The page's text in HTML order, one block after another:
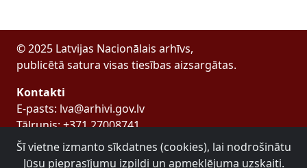
© 2025 Latvijas Nacionālais arhīvs,
publicētā satura visas tiesības aizsargātas.
Kontakti
E-pasts: lva@arhivi.gov.lv
Tālrunis: +371 27008741
Bezdelīgu 1A, Rīga
Latvijas Valsts arhīvs
Šī vietne izmanto sīkdatnes (cookies), lai nodrošinātu
Jūsu pieprasījumu izpildi un apmeklējuma uzskaiti.